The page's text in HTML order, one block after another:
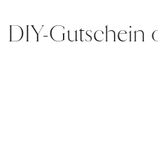
DIY-Gutschein